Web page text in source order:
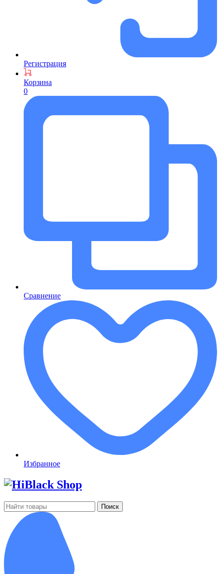
Регистрация
Корзина
0
Сравнение
Избранное
Поиск